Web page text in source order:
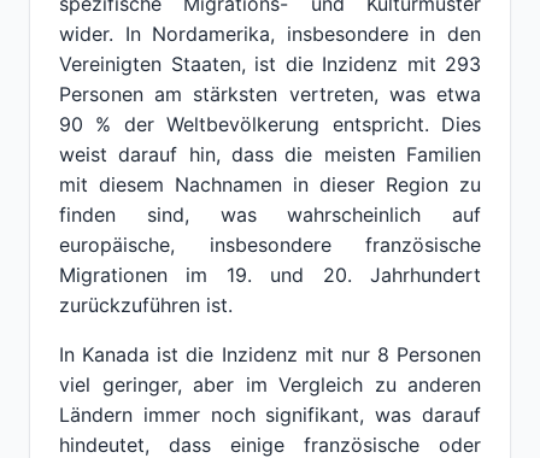
wider. In Nordamerika, insbesondere in den
Vereinigten Staaten, ist die Inzidenz mit 293
Personen am stärksten vertreten, was etwa
90 % der Weltbevölkerung entspricht. Dies
weist darauf hin, dass die meisten Familien
mit diesem Nachnamen in dieser Region zu
finden sind, was wahrscheinlich auf
europäische, insbesondere französische
Migrationen im 19. und 20. Jahrhundert
zurückzuführen ist.
In Kanada ist die Inzidenz mit nur 8 Personen
viel geringer, aber im Vergleich zu anderen
Ländern immer noch signifikant, was darauf
hindeutet, dass einige französische oder